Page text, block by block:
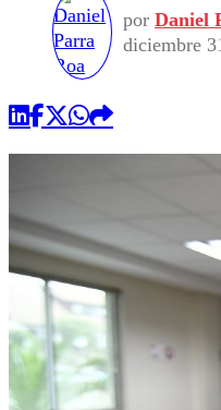
Seleccion
Torneo
Economía
Opinión
Programas
por Daniel
diciembre